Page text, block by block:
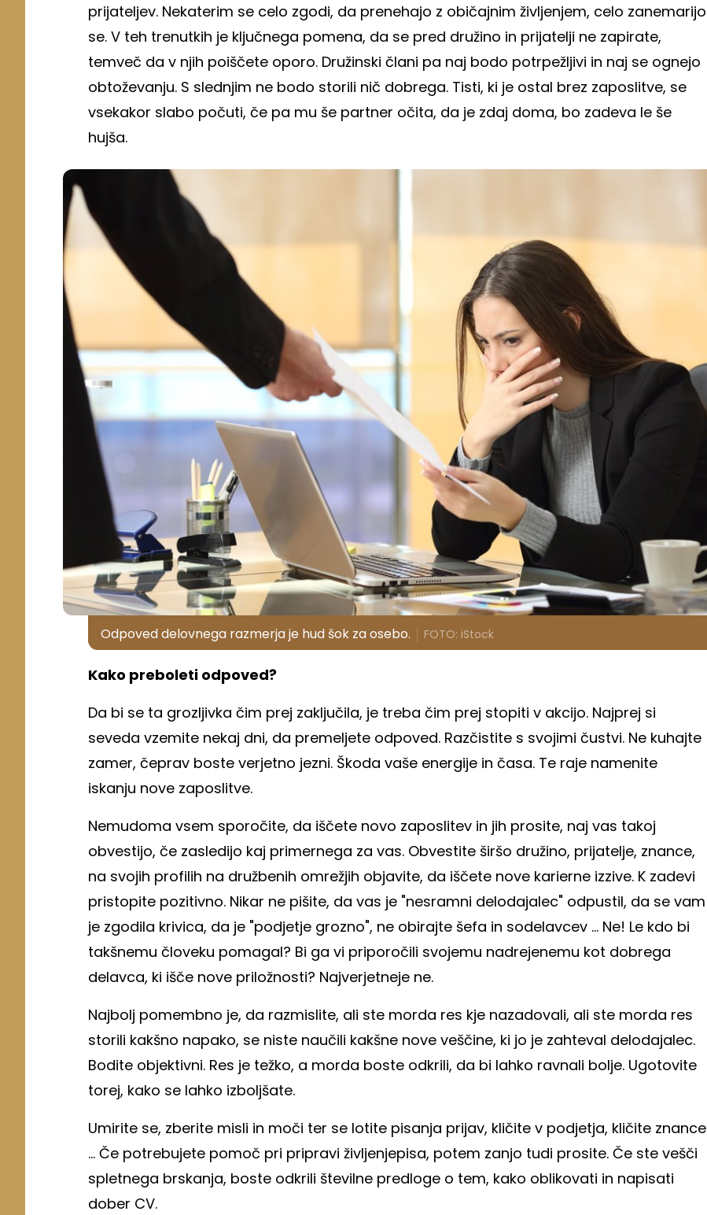
prijateljev. Nekaterim se celo zgodi, da prenehajo z običajnim življenjem, celo zanemarijo
se. V teh trenutkih je ključnega pomena, da se pred družino in prijatelji ne zapirate,
temveč da v njih poiščete oporo. Družinski člani pa naj bodo potrpežljivi in naj se ognejo
obtoževanju. S slednjim ne bodo storili nič dobrega. Tisti, ki je ostal brez zaposlitve, se
vsekakor slabo počuti, če pa mu še partner očita, da je zdaj doma, bo zadeva le še
hujša.
Odpoved delovnega razmerja je hud šok za osebo. FOTO: iStock
Kako preboleti odpoved?
Da bi se ta grozljivka čim prej zaključila, je treba čim prej stopiti v akcijo. Najprej si
seveda vzemite nekaj dni, da premeljete odpoved. Razčistite s svojimi čustvi. Ne kuhajte
zamer, čeprav boste verjetno jezni. Škoda vaše energije in časa. Te raje namenite
iskanju nove zaposlitve.
Nemudoma vsem sporočite, da iščete novo zaposlitev in jih prosite, naj vas takoj
obvestijo, če zasledijo kaj primernega za vas. Obvestite širšo družino, prijatelje, znance,
na svojih profilih na družbenih omrežjih objavite, da iščete nove karierne izzive. K zadevi
pristopite pozitivno. Nikar ne pišite, da vas je "nesramni delodajalec" odpustil, da se vam
je zgodila krivica, da je "podjetje grozno", ne obirajte šefa in sodelavcev ... Ne! Le kdo bi
takšnemu človeku pomagal? Bi ga vi priporočili svojemu nadrejenemu kot dobrega
delavca, ki išče nove priložnosti? Najverjetneje ne.
Najbolj pomembno je, da razmislite, ali ste morda res kje nazadovali, ali ste morda res
storili kakšno napako, se niste naučili kakšne nove veščine, ki jo je zahteval delodajalec.
Bodite objektivni. Res je težko, a morda boste odkrili, da bi lahko ravnali bolje. Ugotovite
torej, kako se lahko izboljšate.
Umirite se, zberite misli in moči ter se lotite pisanja prijav, kličite v podjetja, kličite znance
... Če potrebujete pomoč pri pripravi življenjepisa, potem zanjo tudi prosite. Če ste vešči
spletnega brskanja, boste odkrili številne predloge o tem, kako oblikovati in napisati
dober CV.